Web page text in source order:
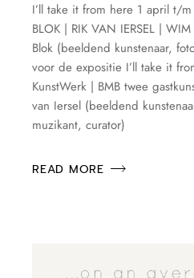
I’ll take it from here 1 april t/
BLOK | RIK VAN IERSEL |
Blok (beeldend kunstenaar,
voor de expositie I’ll take it
KunstWerk | BMB twee
van Iersel (beeldend
muzikant, curator)
READ MORE